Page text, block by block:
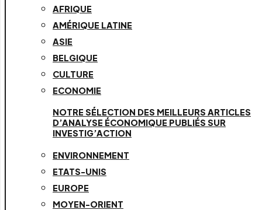
AFRIQUE
AMÉRIQUE LATINE
ASIE
BELGIQUE
CULTURE
ECONOMIE
NOTRE SÉLECTION DES MEILLEURS ARTICLES
D’ANALYSE ÉCONOMIQUE PUBLIÉS SUR
INVESTIG’ACTION
ENVIRONNEMENT
ETATS-UNIS
EUROPE
MOYEN-ORIENT